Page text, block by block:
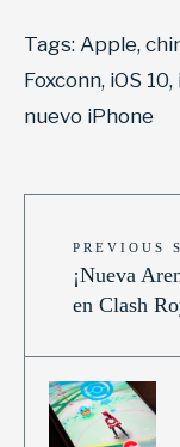
Tags: Apple,
Foxconn, iOS 10,
nuevo iPhone
PREVIOUS
¡Nueva
en Clash